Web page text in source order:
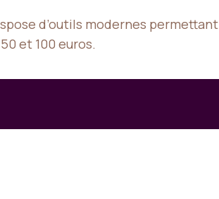
d’outils modernes permettant
et 100 euros.